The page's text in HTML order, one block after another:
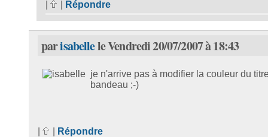
Répondre
parisabellele Vendredi 20/07/2007 à 18:43
je n'arrive pas à modifier la couleur du
bandeau ;-)
Répondre